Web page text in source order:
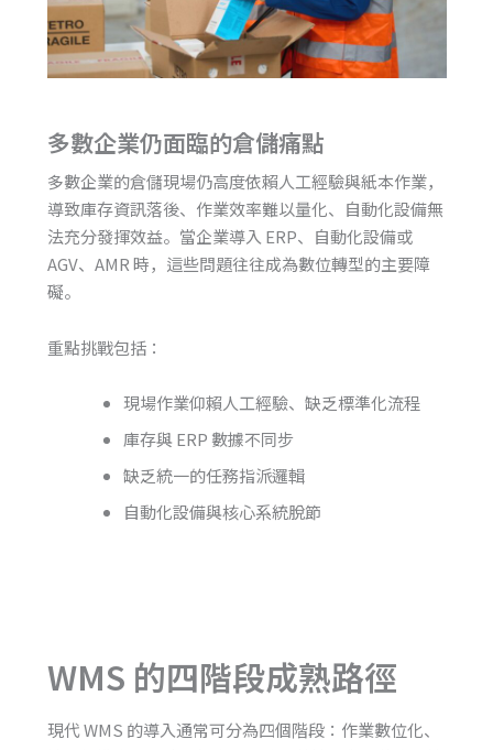
多數企業仍面臨的倉儲痛點
多數企業的倉儲現場仍高度依賴人工經驗與紙本作業，
導致庫存資訊落後、作業效率難以量化、自動化設備無
法充分發揮效益。當企業導入 ERP、自動化設備或
AGV、AMR 時，這些問題往往成為數位轉型的主要障
礙。
重點挑戰包括：
現場作業仰賴人工經驗、缺乏標準化流程
庫存與 ERP 數據不同步
缺乏統一的任務指派邏輯
自動化設備與核心系統脫節
WMS 的四階段成熟路徑
現代 WMS 的導入通常可分為四個階段：作業數位化、